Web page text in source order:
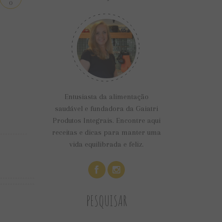
0
Entusiasta da alimentação
saudável e fundadora da Gaiatri
Produtos Integrais. Encontre aqui
receitas e dicas para manter uma
vida equilibrada e feliz.
PESQUISAR